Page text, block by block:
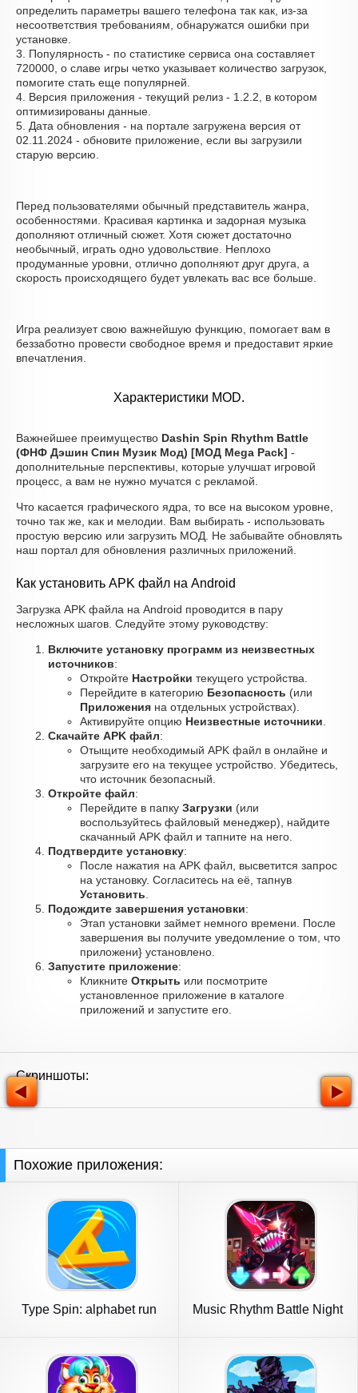
определить параметры вашего телефона так как, из-за
несоответствия требованиям, обнаружатся ошибки при
установке.
3. Популярность - по статистике сервиса она составляет
720000, о cлаве игры четко указывает количество загрузок,
помогите стать еще популярней.
4. Версия приложения - текущий релиз - 1.2.2, в котором
оптимизированы данные.
5. Дата обновления - на портале загружена версия от
02.11.2024 - обновите приложение, если вы загрузили
старую версию.
Перед пользователями обычный представитель жанра,
особенностями. Красивая картинка и задорная музыка
дополняют отличный сюжет. Хотя сюжет достаточно
необычный, играть одно удовольствие. Неплохо
продуманные уровни, отлично дополняют друг друга, а
скорость происходящего будет увлекать вас все больше.
Игра реализует свою важнейшую функцию, помогает вам в
беззаботно провести свободное время и предоставит яркие
впечатления.
Характеристики MOD.
Важнейшее преимущество Dashin Spin Rhythm Battle
(ФНФ Дэшин Спин Музик Мод) [МОД Mega Pack] -
дополнительные перспективы, которые улучшат игровой
процесс, а вам не нужно мучатся с рекламой.
Что касается графического ядра, то все на высоком уровне,
точно так же, как и мелодии. Вам выбирать - использовать
простую версию или загрузить МОД. Не забывайте обновлять
наш портал для обновления различных приложений.
Как установить APK файл на Android
Загрузка APK файла на Android проводится в пару
несложных шагов. Следуйте этому руководству:
Включите установку программ из неизвестных
источников:
Откройте Настройки текущего устройства.
Перейдите в категорию Безопасность (или
Приложения на отдельных устройствах).
Активируйте опцию Неизвестные источники
Скачайте APK файл:
Отыщите необходимый APK файл в онлайне и
загрузите его на текущее устройство. Убедитесь,
что источник безопасный.
Откройте файл:
Перейдите в папку Загрузки (или
воспользуйтесь файловый менеджер), найдите
скачанный APK файл и тапните на него.
Подтвердите установку:
После нажатия на APK файл, высветится запрос
на установку. Согласитесь на её, тапнув
Установить
Подождите завершения установки:
Этап установки займет немного времени. После
завершения вы получите уведомление о том, что
приложени} установлено.
Запустите приложение:
Кликните Открыть или посмотрите
установленное приложение в каталоге
приложений и запустите его.
Скриншоты:
Похожие приложения:
Type Spin: alphabet run
Music Rhythm Battle Night